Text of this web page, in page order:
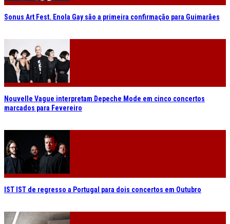
Sonus Art Fest. Enola Gay são a primeira confirmação para Guimarães
Nouvelle Vague interpretam Depeche Mode em cinco concertos
marcados para Fevereiro
IST IST de regresso a Portugal para dois concertos em Outubro